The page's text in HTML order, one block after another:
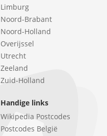
Limburg
Noord-Brabant
Noord-Holland
Overijssel
Utrecht
Zeeland
Zuid-Holland
Handige links
Wikipedia Postcodes
Postcodes België